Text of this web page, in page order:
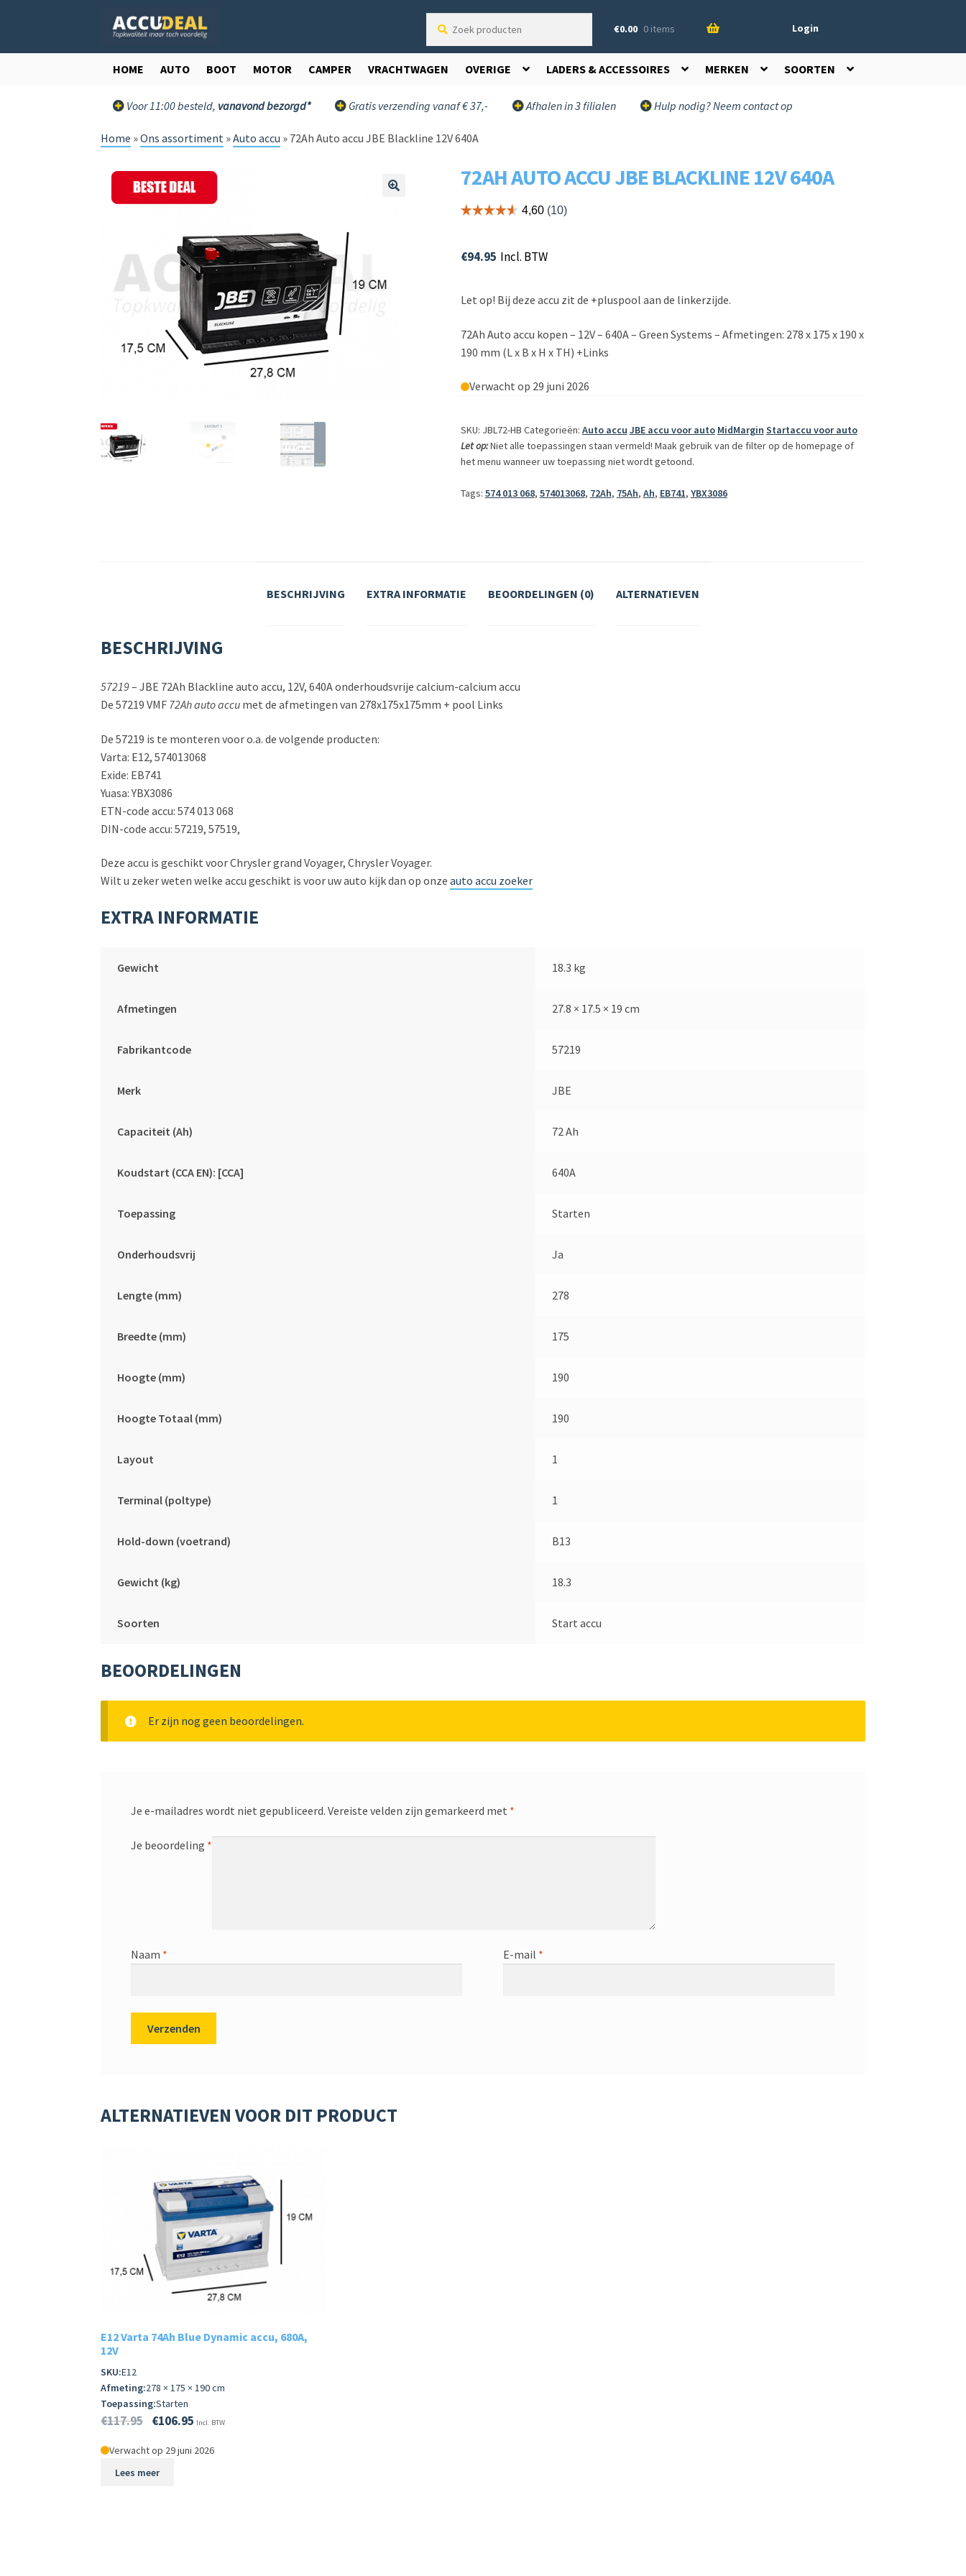
door
direct
€0.00 0 items
producten
HOME AUTO BOOT MOTOR CAMPER VRACHTWAGEN OVERIGE LADERS & ACCESSOIRES MERKEN SOORTEN
Voor 11:00 besteld, vanavond bezorgd* Gratis verzending vanaf € 37,- Afhalen in 3 filialen Hulp nodig? Neem contact op
Home »Ons assortiment »Auto accu » 72Ah Auto accu JBE Blackline 12V 640A
72AH AUTO ACCU JBE BLACKLINE 12V 640A
€94.95 Incl. BTW
Let op! Bij deze accu zit de +pluspool aan de linkerzijde.
72Ah Auto accu kopen – 12V – 640A – Green Systems – Afmetingen: 278 x 175 x 190 x
190 mm (L x B x H x TH) +Links
Verwacht op 29 juni 2026
SKU: JBL72-HB Categorieën: Auto accu JBE accu voor auto MidMargin Startaccu voor auto
Let op:Niet alle toepassingen staan vermeld! Maak gebruik van de filter op de homepage of
het menu wanneer uw toepassing niet wordt getoond.
Tags: 574 013 068, 574013068, 72Ah, 75Ah, Ah, EB741, YBX3086
BESCHRIJVING EXTRA INFORMATIE BEOORDELINGEN (0) ALTERNATIEVEN
BESCHRIJVING
57219– JBE 72Ah Blackline auto accu, 12V, 640A onderhoudsvrije calcium-calcium accu
De 57219 VMF 72Ah auto accu met de afmetingen van 278x175x175mm + pool Links
De 57219 is te monteren voor o.a. de volgende producten:
Varta: E12, 574013068
Exide: EB741
Yuasa: YBX3086
ETN-code accu: 574 013 068
DIN-code accu: 57219, 57519,
Deze accu is geschikt voor Chrysler grand Voyager, Chrysler Voyager.
Wilt u zeker weten welke accu geschikt is voor uw auto kijk dan op onzeauto accu zoeker
EXTRA INFORMATIE
Gewicht 18.3 kg
Afmetingen 27.8 × 17.5 × 19 cm
Fabrikantcode 57219
Merk JBE
Capaciteit (Ah) 72 Ah
Koudstart (CCA EN): [CCA] 640A
Toepassing Starten
Onderhoudsvrij Ja
Lengte (mm) 278
Breedte (mm) 175
Hoogte (mm) 190
Hoogte Totaal (mm) 190
Layout 1
Terminal (poltype) 1
Hold-down (voetrand) B13
Gewicht (kg) 18.3
Soorten Start accu
BEOORDELINGEN
Er zijn nog geen beoordelingen.
Je e-mailadres wordt niet gepubliceerd. Vereiste velden zijn gemarkeerd met *
Je beoordeling *
Naam * E-mail *
ALTERNATIEVEN VOOR DIT PRODUCT
E12 Varta 74Ah Blue Dynamic accu, 680A,
12V
SKU:E12
Afmeting:278 × 175 × 190 cm
Toepassing:Starten
€117.95 €106.95 Incl. BTW
Verwacht op 29 juni 2026
Lees meer
Login